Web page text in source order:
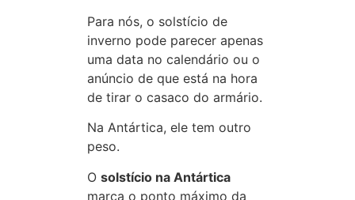
Para nós, o solstício de
inverno pode parecer apenas
uma data no calendário ou o
anúncio de que está na hora
de tirar o casaco do armário.
Na Antártica, ele tem outro
peso.
O solstício na Antártica
marca o ponto máximo da